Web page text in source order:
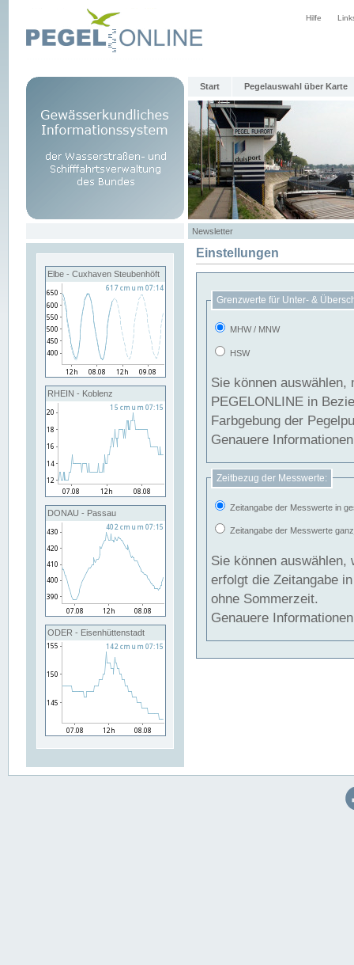
Hilfe
Start Pegelauswahl über Karte
Newsletter
Elbe - Cuxhaven Steubenhöft
RHEIN - Koblenz
DONAU - Passau
ODER - Eisenhüttenstadt
Einstellungen
Grenzwerte für Unter- &
MHW / MNW
HSW
Sie können
PEGELONLINE in Beziehung
Farbgebung der
Genauere
Zeitbezug der Messwerte:
Zeitangabe der Messwerte in
Zeitangabe der Messwerte
Sie können auswählen,
erfolgt die Zeitangabe
ohne Sommerzeit.
Genauere